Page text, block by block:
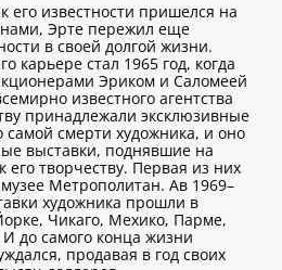
его известности пришелся на
Эрте пережил еще
в своей долгой жизни.
карьере стал 1965 год, когда
Эриком и Саломеей
известного агентства
принадлежали эксклюзивные
смерти художника, и оно
выставки, поднявшие на
его творчеству. Первая из них
музее Метрополитан. Ав 1969–
художника прошли в
Чикаго, Мехико, Парме,
до самого конца жизни
продавая в год своих